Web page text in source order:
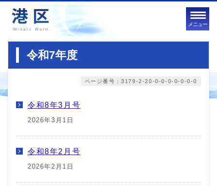
メニュー
令和7年度
ページ番号：3179-2-20-0-0-0-0-0-0-0
令和8年3月号
2026年3月1日
令和8年2月号
2026年2月1日